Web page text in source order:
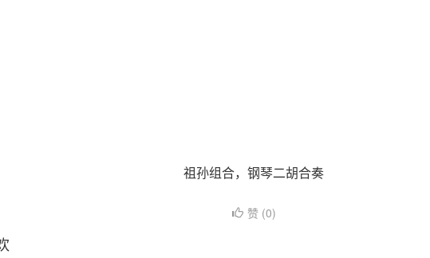
祖孙组合，钢琴二胡合奏
赞 (0)